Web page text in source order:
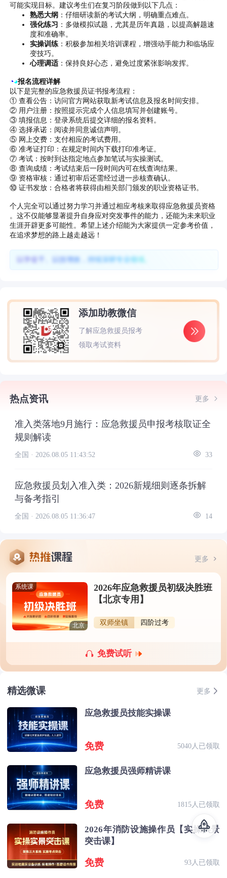
可能实现目标。建议考生们在复习阶段做到以下几点：
熟悉大纲 ：仔细研读新的考试大纲，明确重点难点。
强化练习 ：多做模拟试题，尤其是历年真题，以提高解题速
度和准确率。
实操训练 ：积极参加相关培训课程，增强动手能力和临场应
变技巧。
心理调适 ：保持良好心态，避免过度紧张影响发挥。
◔◕报名流程详解
以下是完整的应急救援员证书报考流程：
① 查看公告：访问官方网站获取新考试信息及报名时间安排。
② 用户注册：按照提示完成个人信息填写并创建账号。
③ 填报信息：登录系统后提交详细的报名资料。
④ 选择承诺：阅读并同意诚信声明。
⑤ 网上交费：支付相应的考试费用。
⑥ 准考证打印：在规定时间内下载打印准考证。
⑦ 考试：按时到达指定地点参加笔试与实操测试。
⑧ 查询成绩：考试结束后一段时间内可在线查询结果。
⑨ 资格审核：通过初审后还需经过进一步核查确认。
⑩ 证书发放：合格者将获得由相关部门颁发的职业资格证书。
个人完全可以通过努力学习并通过相应考核来取得应急救援员资格
。这不仅能够显著提升自身应对突发事件的能力，还能为未来职业
生涯开辟更多可能性。希望上述介绍能为大家提供一定参考价值，
在追求梦想的路上越走越远！
以学促干、以技增效，持续深耕专业领域。
添加助教微信
了解应急救援员报考
领取考试资料
热点资讯 更多
准入类落地9月施行：应急救援员申报考核取证全
规则解读
全国 · 2026.08.05 11:43:52 33
应急救援员划入准入类：2026新规细则逐条拆解
与备考指引
全国 · 2026.08.05 11:36:47 14
更多
系统课
北京
2026年应急救援员初级决胜班
【北京专用】
双师坐镇 四阶过考
免费试听
精选微课 更多
应急救援员技能实操课
免费 5040人已领取
应急救援员强师精讲课
免费 1815人已领取
2026年消防设施操作员【实操实景
突击课】
免费 93人已领取